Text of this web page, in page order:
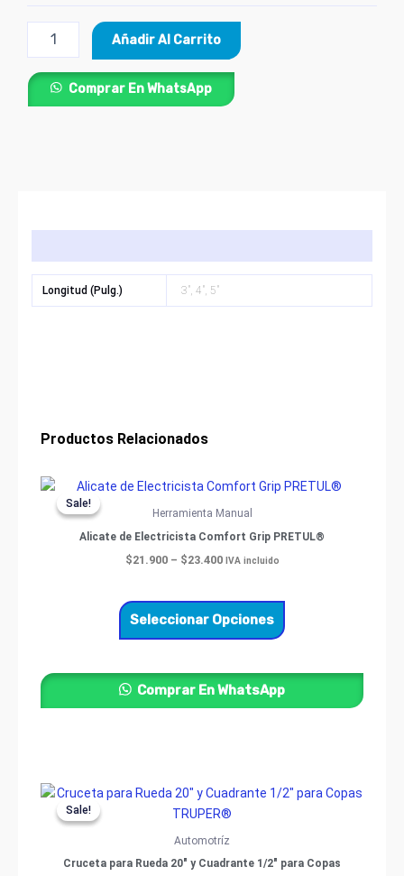
Añadir Al Carrito
Comprar En WhatsApp
Longitud (Pulg.) 3", 4", 5"
Productos Relacionados
Sale!
Sale!
Herramienta Manual
Alicate de Electricista Comfort Grip PRETUL®
$21.900 – $23.400
Price
$21.900
$23.400
IVA incluido
Seleccionar Opciones
Este
se
elegir
en
Comprar En WhatsApp
Sale!
Sale!
Automotríz
Cruceta para Rueda 20″ y Cuadrante 1/2″ para Copas
Original
price
was:
Current
is: